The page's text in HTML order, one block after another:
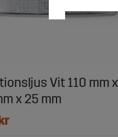
Vit 110 mm x
x 25 mm